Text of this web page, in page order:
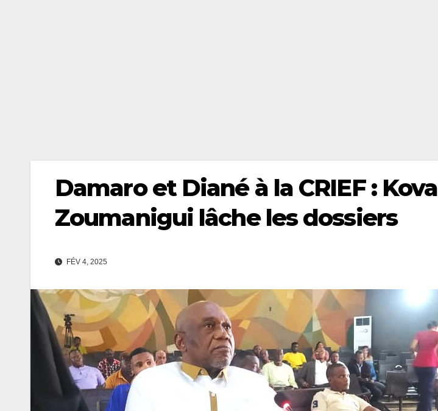
Damaro et Diané à la CRIEF : Kova
Zoumanigui lâche les dossiers
FÉV 4, 2025